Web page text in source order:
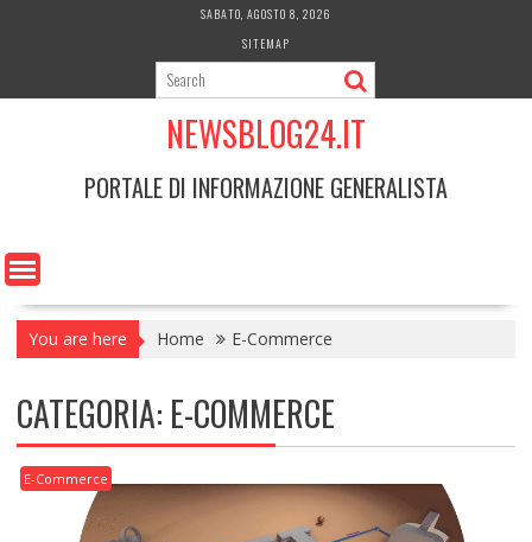
SABATO, AGOSTO 8, 2026
SITEMAP
NEWSBLOG24.IT
PORTALE DI INFORMAZIONE GENERALISTA
You are here Home E-Commerce
CATEGORIA: E-COMMERCE
E-Commerce